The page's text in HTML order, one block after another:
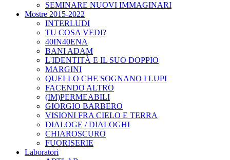
SEMINARE NUOVI IMMAGINARI
Mostre 2015-2022
INTERLUDI
TU COSA VEDI?
40IN40ENA
BANI ADAM
L'IDENTITÀ E IL SUO DOPPIO
MARGINI
QUELLO CHE SOGNANO I LUPI
FACENDO ALTRO
(IM)PERMEABILI
GIORGIO BARBERO
VISIONI FRA CIELO E TERRA
DIALOGE / DIALOGHI
CHIAROSCURO
FUORISERIE
Laboratori